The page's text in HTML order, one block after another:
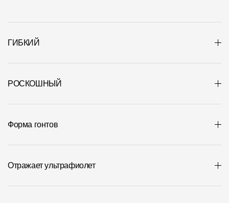
Пн-Пт - 10-19
ГИБКИЙ
РОСКОШНЫЙ
Форма гонтов
Отражает ультрафиолет